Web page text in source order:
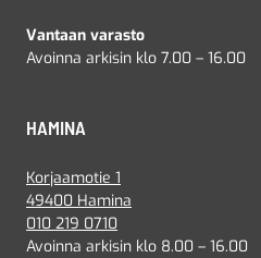
Vantaan varasto
Avoinna arkisin klo 7.00 – 16.00
HAMINA
Korjaamotie 1
49400 Hamina
010 219 0710
Avoinna arkisin klo 8.00 – 16.00